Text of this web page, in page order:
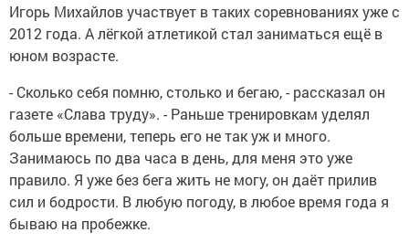
Игорь Михайлов участвует в таких соревнованиях уже с
2012 года. А лёгкой атлетикой стал заниматься ещё в
юном возрасте.
- Сколько себя помню, столько и бегаю, - рассказал он
газете «Слава труду». - Раньше тренировкам уделял
больше времени, теперь его не так уж и много.
Занимаюсь по два часа в день, для меня это уже
правило. Я уже без бега жить не могу, он даёт прилив
сил и бодрости. В любую погоду, в любое время года я
бываю на пробежке.